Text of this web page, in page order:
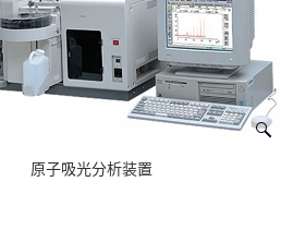
原子吸光分析装置